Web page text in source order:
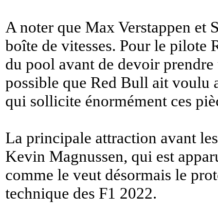
A noter que Max Verstappen et
boîte de vitesses. Pour le pilote
du pool avant de devoir
possible que Red Bull ait voulu
qui sollicite énormément ces
La principale attraction avant
Kevin Magnussen, qui est
comme le veut désormais le
technique des F1 2022.